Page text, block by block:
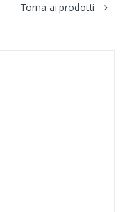
Torna ai prodotti